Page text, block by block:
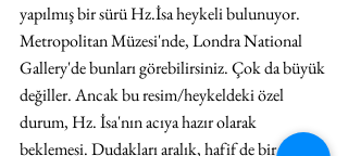
yapılmış bir sürü Hz.İsa heykeli bulunuyor.
Metropolitan Müzesi'nde, Londra National
Gallery'de bunları görebilirsiniz. Çok da büyük
değiller. Ancak bu resim/heykeldeki özel
durum, Hz. İsa'nın acıya hazır olarak
beklemesi. Dudakları aralık, hafif de bir şehvet